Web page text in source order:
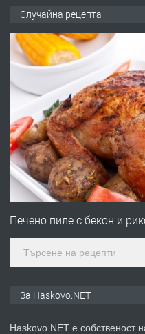
ПРЕДЛАГА
КУБА
ПРЕДЛАГА
асфалт
Случайна рецепта
Печено пиле с бекон и
За Haskovo.NET
Haskovo.NET е